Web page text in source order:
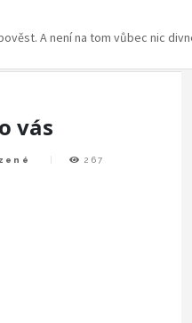
A není na tom vůbec nic
vás
267